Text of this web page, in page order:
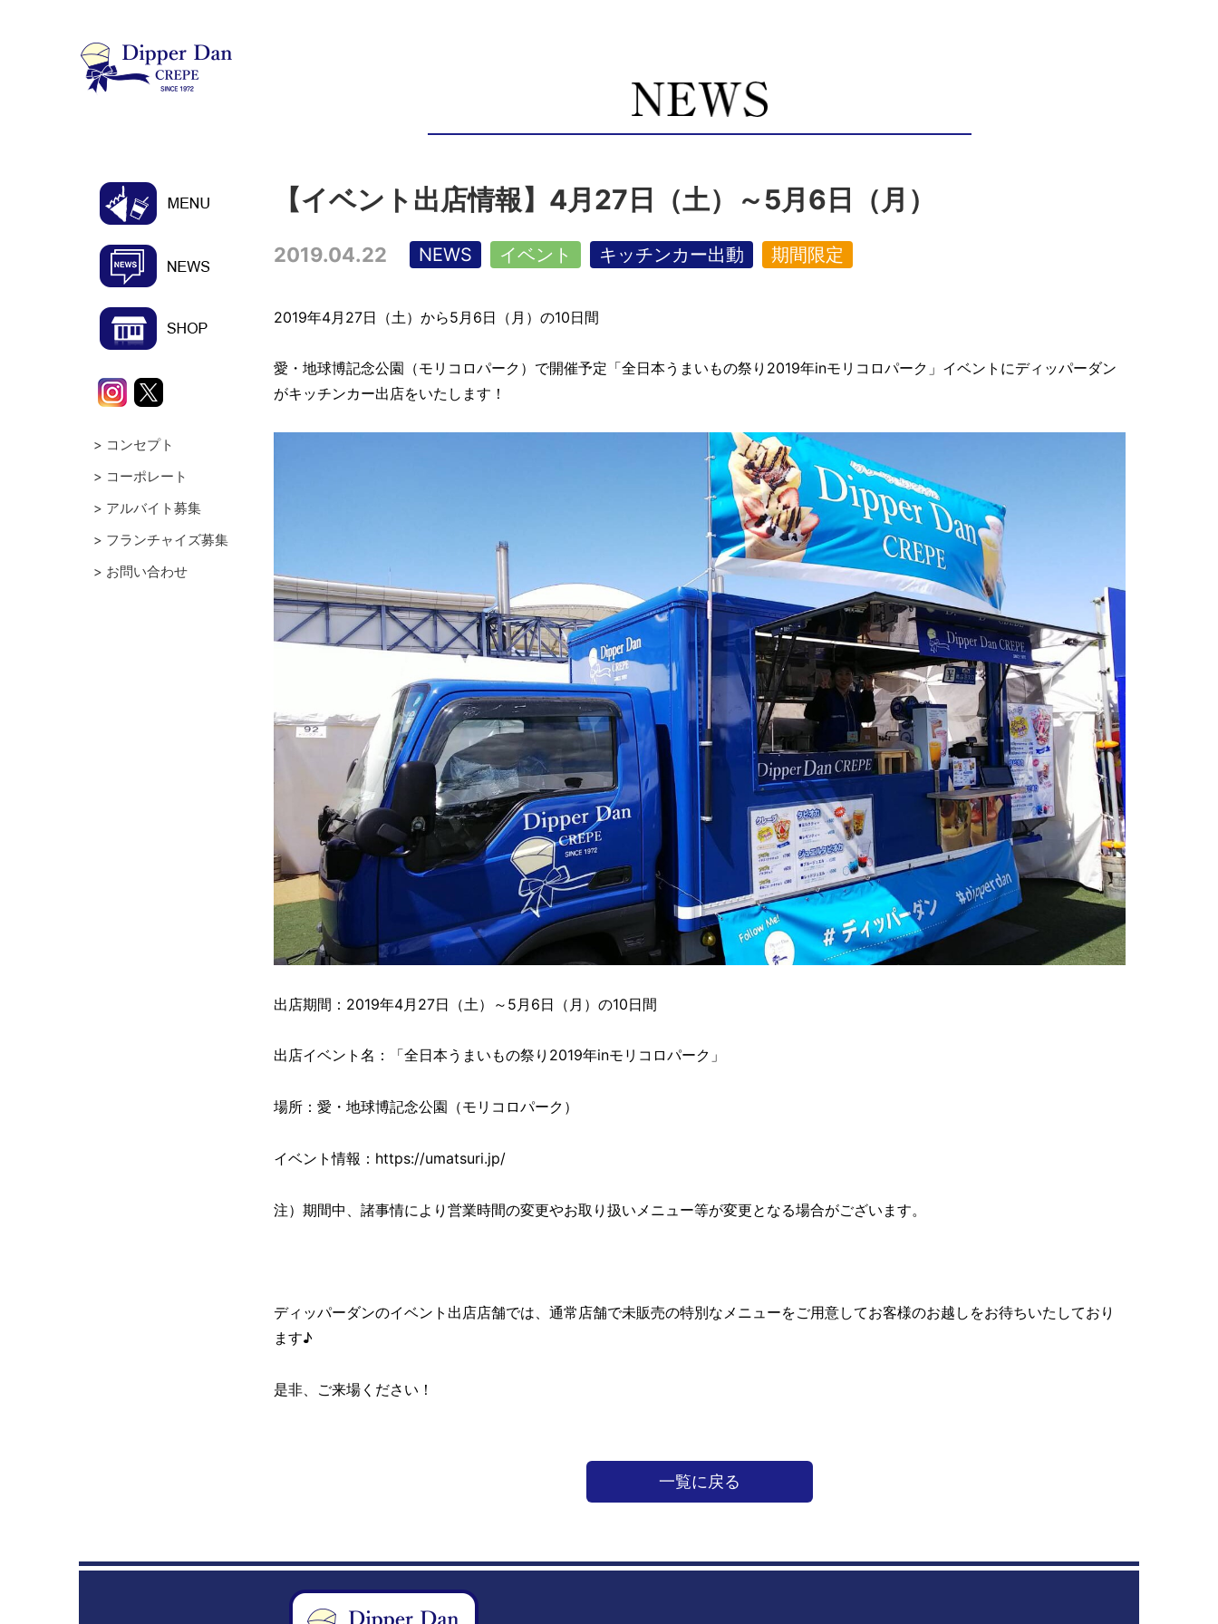
コンセプト
コーポレート
アルバイト募集
フランチャイズ募集
お問い合わせ
【イベント出店情報】4月27日（土）～5月6日（月）
2019.04.22 NEWS イベント キッチンカー出動 期間限定
2019年4月27日（土）から5月6日（月）の10日間
愛・地球博記念公園（モリコロパーク）で開催予定「全日本うまいもの祭り2019年inモリコロパーク」イベントにディッパーダン
がキッチンカー出店をいたします！
出店期間：2019年4月27日（土）～5月6日（月）の10日間
出店イベント名：「全日本うまいもの祭り2019年inモリコロパーク」
場所：愛・地球博記念公園（モリコロパーク）
イベント情報：https://umatsuri.jp/
注）期間中、諸事情により営業時間の変更やお取り扱いメニュー等が変更となる場合がございます。
ディッパーダンのイベント出店店舗では、通常店舗で未販売の特別なメニューをご用意してお客様のお越しをお待ちいたしており
ます♪
是非、ご来場ください！
一覧に戻る